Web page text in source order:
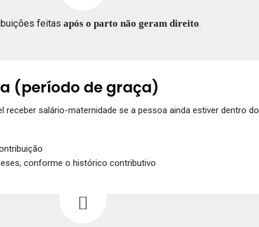
feitas após o parto não geram direito.
(período de graça)
receber salário-maternidade se a pessoa ainda estiver dentro do
conforme o histórico contributivo